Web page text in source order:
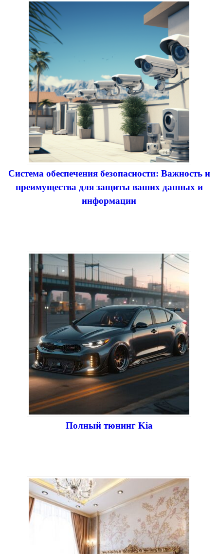
Система обеспечения безопасности: Важность и
преимущества для защиты ваших данных и
информации
Полный тюнинг Kia